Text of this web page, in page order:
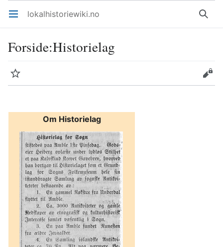
Åpne hovedmenyen lokalhistoriewiki.no Søk
Forside:Historielag
Overvåk Rediger
Om Historielag